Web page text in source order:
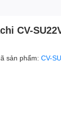
CV-
sản phẩm:CV-